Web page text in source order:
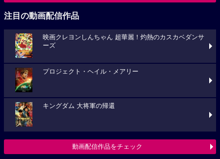
注目の動画配信作品
映画クレヨンしんちゃん 超華麗！灼熱のカスカベダンサ
ーズ
プロジェクト・ヘイル・メアリー
キングダム 大将軍の帰還
動画配信作品をチェック